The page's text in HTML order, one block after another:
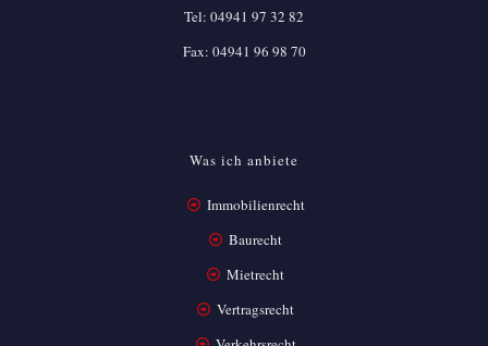
Tel: 04941 97 32 82
Fax: 04941 96 98 70
Was ich anbiete
Immobilienrecht
Baurecht
Mietrecht
Vertragsrecht